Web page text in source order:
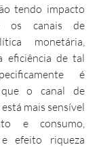
tendo impacto
os canais de
monetária,
eficiência de tal
é
que o canal de
mais sensível
e consumo,
efeito riqueza